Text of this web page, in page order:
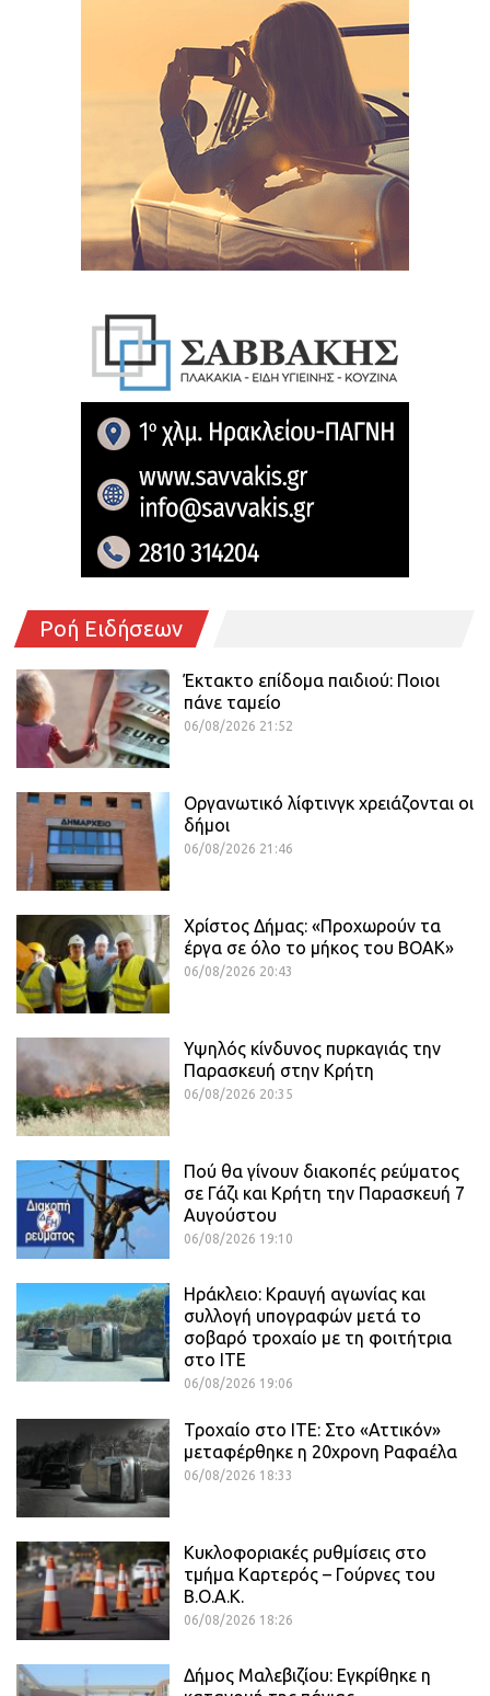
Ροή Ειδήσεων
Έκτακτο επίδομα παιδιού: Ποιοι
πάνε ταμείο
06/08/2026 21:52
Οργανωτικό λίφτινγκ χρειάζονται οι
δήμοι
06/08/2026 21:46
Χρίστος Δήμας: «Προχωρούν τα
έργα σε όλο το μήκος του ΒΟΑΚ»
06/08/2026 20:43
Υψηλός κίνδυνος πυρκαγιάς την
Παρασκευή στην Κρήτη
06/08/2026 20:35
Πού θα γίνουν διακοπές ρεύματος
σε Γάζι και Κρήτη την Παρασκευή 7
Αυγούστου
06/08/2026 19:10
Ηράκλειο: Κραυγή αγωνίας και
συλλογή υπογραφών μετά το
σοβαρό τροχαίο με τη φοιτήτρια
στο ΙΤΕ
06/08/2026 19:06
Τροχαίο στο ΙΤΕ: Στο «Αττικόν»
μεταφέρθηκε η 20χρονη Ραφαέλα
06/08/2026 18:33
Κυκλοφοριακές ρυθμίσεις στο
τμήμα Καρτερός – Γούρνες του
Β.Ο.Α.Κ.
06/08/2026 18:26
Δήμος Μαλεβιζίου: Εγκρίθηκε η